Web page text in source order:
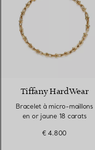
Tiffany HardWear
Bracelet à micro-maillons
en or jaune 18 carats
€ 4.800